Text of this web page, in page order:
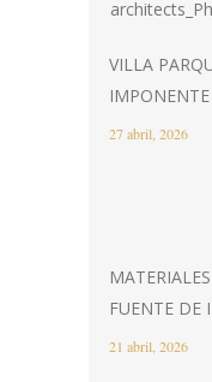
VILLA
27 abril, 2026
FUENTE DE
21 abril, 2026